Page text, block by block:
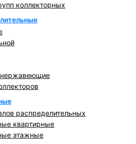
коллекторных
нержавеющие
распределительных
квартирные
этажные